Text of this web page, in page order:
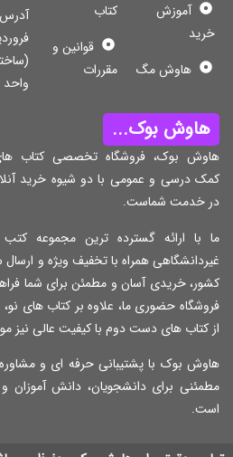
آموزش
هاوش مگ
قوانین و
مقررات
(ساختمان
واحد 3
بوک...
بوک، فروشگاه تخصصی کتاب های
درسی و عمومی با دو شیوه خرید
خدمت شماست.
با ارائه گسترده ترین مجموعه کتب
همراه با تخفیف ویژه و ارسال
خریدی آسان و مطمئن برای شما فراهم
حضوری ما، علاوه بر کتاب های نو،
کتاب های دست دوم با کیفیت عالی نیز
بوک با پشتیبانی حرفه ای و مشاوره
برای دانشجویان، دانش آموزان و